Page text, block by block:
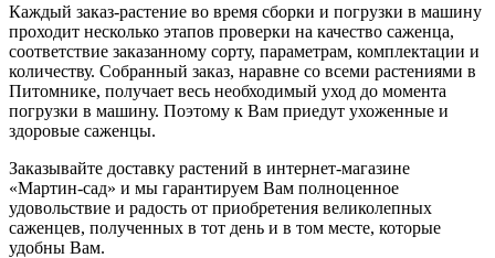
Каждый заказ-растение во время сборки и погрузки в машину
проходит несколько этапов проверки на качество саженца,
соответствие заказанному сорту, параметрам, комплектации и
количеству. Собранный заказ, наравне со всеми растениями в
Питомнике, получает весь необходимый уход до момента
погрузки в машину. Поэтому к Вам приедут ухоженные и
здоровые саженцы.
Заказывайте доставку растений в интернет-магазине
«Мартин-сад» и мы гарантируем Вам полноценное
удовольствие и радость от приобретения великолепных
саженцев, полученных в тот день и в том месте, которые
удобны Вам.